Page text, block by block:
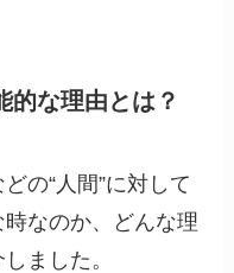
的な理由とは？
の“人間”に対して
なのか、どんな理
ました。